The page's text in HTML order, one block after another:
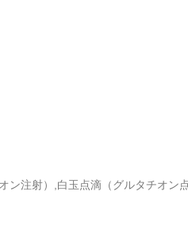
ン注射）,白玉点滴（グルタチオン